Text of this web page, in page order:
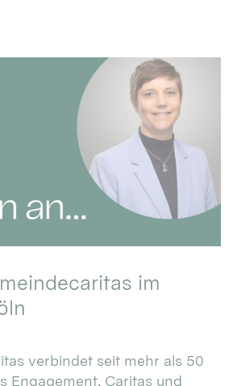
im
verbindet seit mehr als 50
Engagement, Caritas und